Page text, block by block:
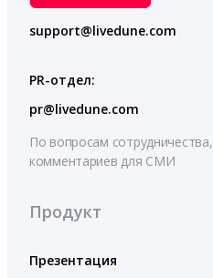
support@livedune.com
PR-отдел:
pr@livedune.com
По вопросам сотрудничества,
комментариев для СМИ
Продукт
Презентация